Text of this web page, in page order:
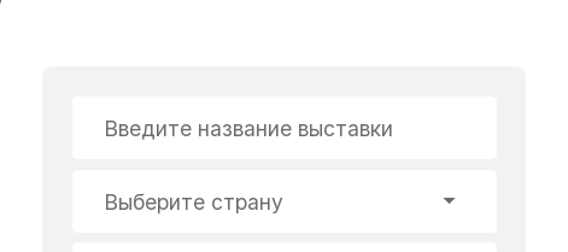
Введите название выставки
Выберите страну